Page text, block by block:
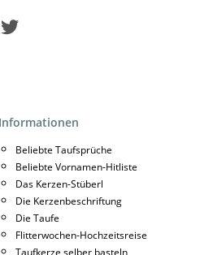
Informationen
Beliebte Taufsprüche
Beliebte Vornamen-Hitliste
Das Kerzen-Stüberl
Die Kerzenbeschriftung
Die Taufe
Flitterwochen-Hochzeitsreise